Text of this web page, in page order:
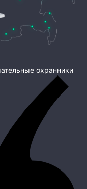
охранники